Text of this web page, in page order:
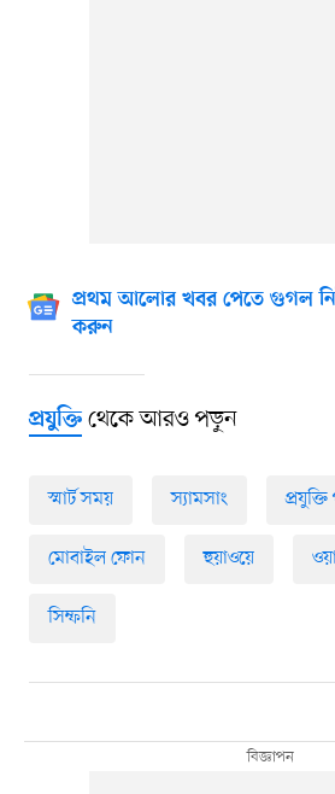
প্রথম আলোর খবর পেতে গুগল
করুন
প্রযুক্তিথেকে আরও পড়ুন
স্মার্ট সময় স্যামসাং
মোবাইল ফোন হুয়াওয়ে
সিম্ফনি